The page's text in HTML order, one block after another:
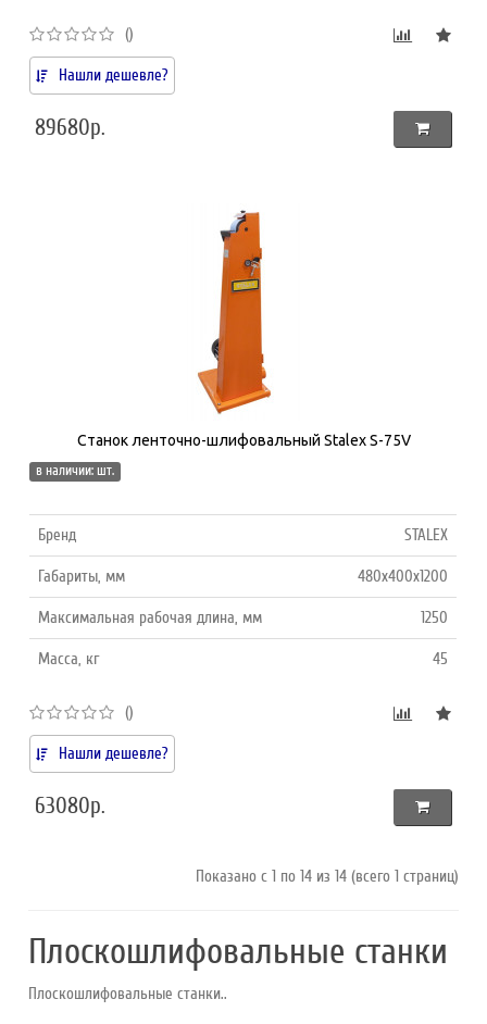
()
Нашли дешевле?
89680р.
Станок ленточно-шлифовальный Stalex S-75V
в наличии: шт.
Бренд STALEX
Габариты, мм 480х400х1200
Максимальная рабочая длина, мм 1250
Масса, кг 45
()
Нашли дешевле?
63080р.
Показано с 1 по 14 из 14 (всего 1 страниц)
Плоскошлифовальные станки
Плоскошлифовальные станки..